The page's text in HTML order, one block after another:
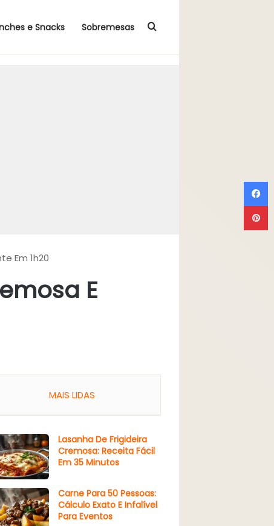
e Snacks Sobremesas Procurar por
Em 1h20
E
MAIS LIDAS
Lasanha De Frigideira
Cremosa: Receita Fácil
Em 35 Minutos
Carne Para 50 Pessoas:
Cálculo Exato E Infalível
Para Eventos